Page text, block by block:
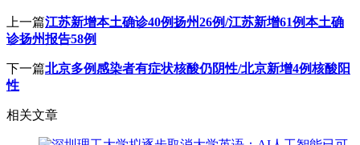
上一篇江苏新增本土确诊40例扬州26例/江苏新增61例本土确
诊扬州报告58例
下一篇北京多例感染者有症状核酸仍阴性/北京新增4例核酸阳
性
相关文章